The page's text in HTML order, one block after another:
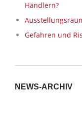
Händlern?
Gefahren und
NEWS-ARCHIV